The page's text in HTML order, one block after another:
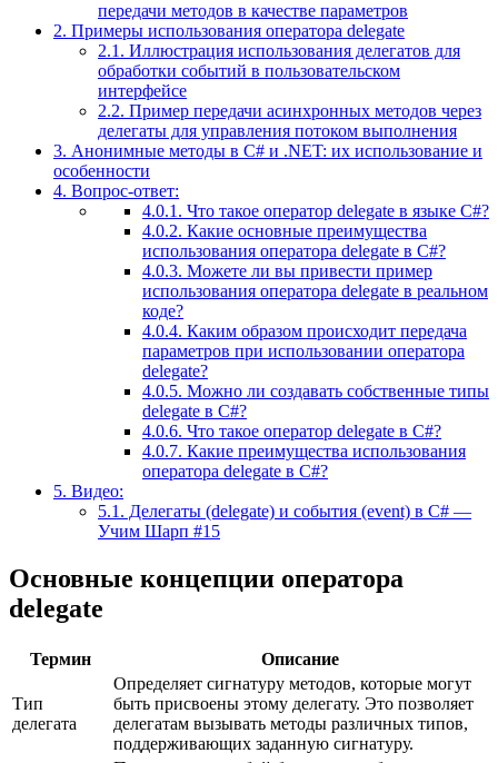
передачи методов в качестве параметров
2. Примеры использования оператора delegate
2.1. Иллюстрация использования делегатов для
обработки событий в пользовательском
интерфейсе
2.2. Пример передачи асинхронных методов через
делегаты для управления потоком выполнения
3. Анонимные методы в C# и .NET: их использование и
особенности
4. Вопрос-ответ:
4.0.1. Что такое оператор delegate в языке C#?
4.0.2. Какие основные преимущества
использования оператора delegate в C#?
4.0.3. Можете ли вы привести пример
использования оператора delegate в реальном
коде?
4.0.4. Каким образом происходит передача
параметров при использовании оператора
delegate?
4.0.5. Можно ли создавать собственные типы
delegate в C#?
4.0.6. Что такое оператор delegate в C#?
4.0.7. Какие преимущества использования
оператора delegate в C#?
5. Видео:
5.1. Делегаты (delegate) и события (event) в C# —
Учим Шарп #15
Основные концепции оператора
delegate
Термин Описание
Тип
делегата
Определяет сигнатуру методов, которые могут
быть присвоены этому делегату. Это позволяет
делегатам вызывать методы различных типов,
поддерживающих заданную сигнатуру.